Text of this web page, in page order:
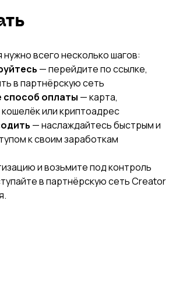
всего несколько шагов:
— перейдите по ссылке,
в партнёрскую сеть
оплаты — карта,
или криптоадрес
— наслаждайтесь быстрым и
к своим заработкам
и возьмите под контроль
в партнёрскую сеть Creator